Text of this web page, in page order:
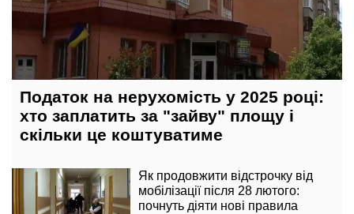
Податок на нерухомість у 2025 році:
хто заплатить за "зайву" площу і
скільки це коштуватиме
Як продовжити відстрочку від
мобілізації після 28 лютого:
почнуть діяти нові правила